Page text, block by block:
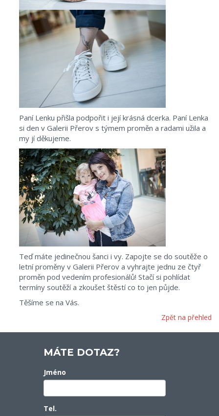
Paní Lenku přišla podpořit i její krásná dcerka. Paní Lenka
si den v Galerii Přerov s týmem proměn a radami užila a
my jí děkujeme.
Teď máte jedinečnou šanci i vy. Zapojte se do soutěže o
letní proměny v Galerii Přerov a vyhrajte jednu ze čtyř
proměn pod vedením profesionálů! Stačí si pohlídat
termíny soutěží a zkoušet štěstí co to jen půjde.
Těšíme se na Vás.
Zpět na přehled
MÁTE DOTAZ?
Jméno
Tel.